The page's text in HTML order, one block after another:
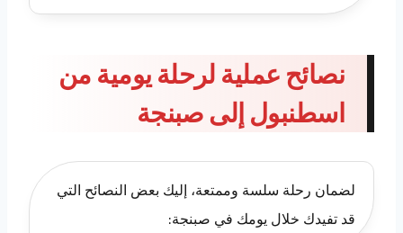
نصائح عملية لرحلة يومية من
اسطنبول إلى صبنجة
لضمان رحلة سلسة وممتعة، إليك بعض النصائح التي
قد تفيدك خلال يومك في صبنجة: